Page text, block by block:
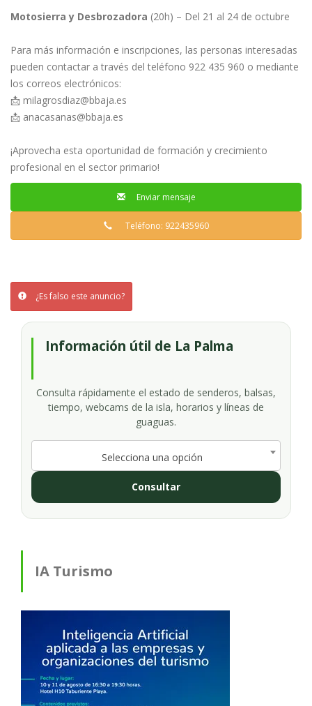
Motosierra y Desbrozadora (20h) – Del 21 al 24 de octubre
Para más información e inscripciones, las personas interesadas
pueden contactar a través del teléfono 922 435 960 o mediante
los correos electrónicos:
📩 milagrosdiaz@bbaja.es
📩 anacasanas@bbaja.es
¡Aprovecha esta oportunidad de formación y crecimiento
profesional en el sector primario!
Enviar mensaje
Teléfono: 922435960
¿Es falso este anuncio?
Información útil de La Palma
Consulta rápidamente el estado de senderos, balsas,
tiempo, webcams de la isla, horarios y líneas de
guaguas.
Selecciona una opción
Consultar
IA Turismo